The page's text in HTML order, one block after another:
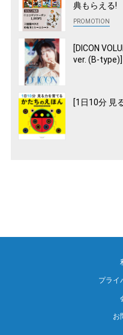
典もらえる!
[DICON
ver. (B-type)]
[1日10分 見
プライ
お